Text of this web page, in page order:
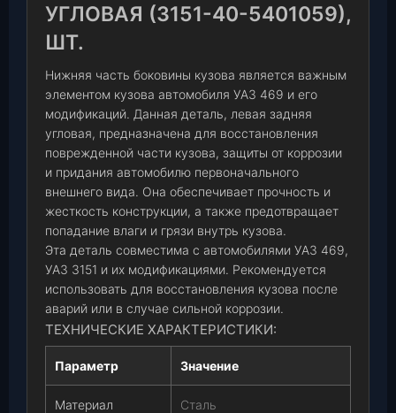
УГЛОВАЯ (3151-40-5401059),
ШТ.
Нижняя часть боковины кузова является важным
элементом кузова автомобиля УАЗ 469 и его
модификаций. Данная деталь, левая задняя
угловая, предназначена для восстановления
поврежденной части кузова, защиты от коррозии
и придания автомобилю первоначального
внешнего вида. Она обеспечивает прочность и
жесткость конструкции, а также предотвращает
попадание влаги и грязи внутрь кузова.
Эта деталь совместима с автомобилями УАЗ 469,
УАЗ 3151 и их модификациями. Рекомендуется
использовать для восстановления кузова после
аварий или в случае сильной коррозии.
ТЕХНИЧЕСКИЕ ХАРАКТЕРИСТИКИ:
Параметр Значение
Материал Сталь